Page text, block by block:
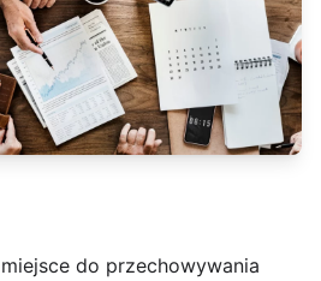
do przechowywania